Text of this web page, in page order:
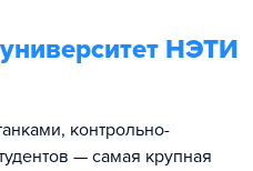
НЭТИ
контрольно-
— самая крупная